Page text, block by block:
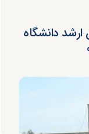
ارشد دانشگاه